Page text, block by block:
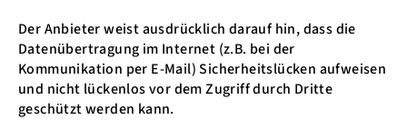
Der Anbieter weist ausdrücklich darauf hin, dass die
Datenübertragung im Internet (z.B. bei der
Kommunikation per E-Mail) Sicherheitslücken aufweisen
und nicht lückenlos vor dem Zugriff durch Dritte
geschützt werden kann.